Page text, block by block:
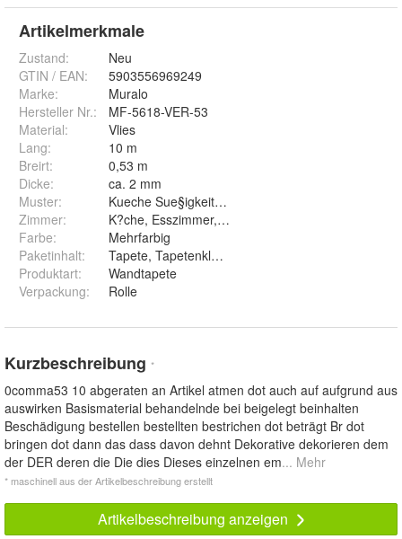
Artikelmerkmale
Zustand:
Neu
GTIN / EAN:
5903556969249
Marke:
Muralo
Hersteller Nr.:
MF-5618-VER-53
Material:
Vlies
Lang:
10 m
Breirt:
0,53 m
Dicke:
ca. 2 mm
Muster:
Kueche Sue§igkeiten Kuchen Pflanzen Bonbons
Zimmer:
K?che, Esszimmer, Wohnzimmer, Schlafzimmer
Farbe:
Mehrfarbig
Paketinhalt:
Tapete, Tapetenkleister, Montageanleitung
Produktart:
Wandtapete
Verpackung: Rolle
Kurzbeschreibung *
0comma53 10 abgeraten an Artikel atmen dot auch auf aufgrund aus
auswirken Basismaterial behandelnde bei beigelegt beinhalten
Beschädigung bestellen bestellten bestrichen dot beträgt Br dot
bringen dot dann das dass davon dehnt Dekorative dekorieren dem
der DER deren die Die dies Dieses einzelnen em... Mehr
* maschinell aus der Artikelbeschreibung erstellt
Artikelbeschreibung anzeigen